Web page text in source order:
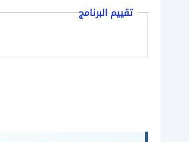
تقييم البرنامج